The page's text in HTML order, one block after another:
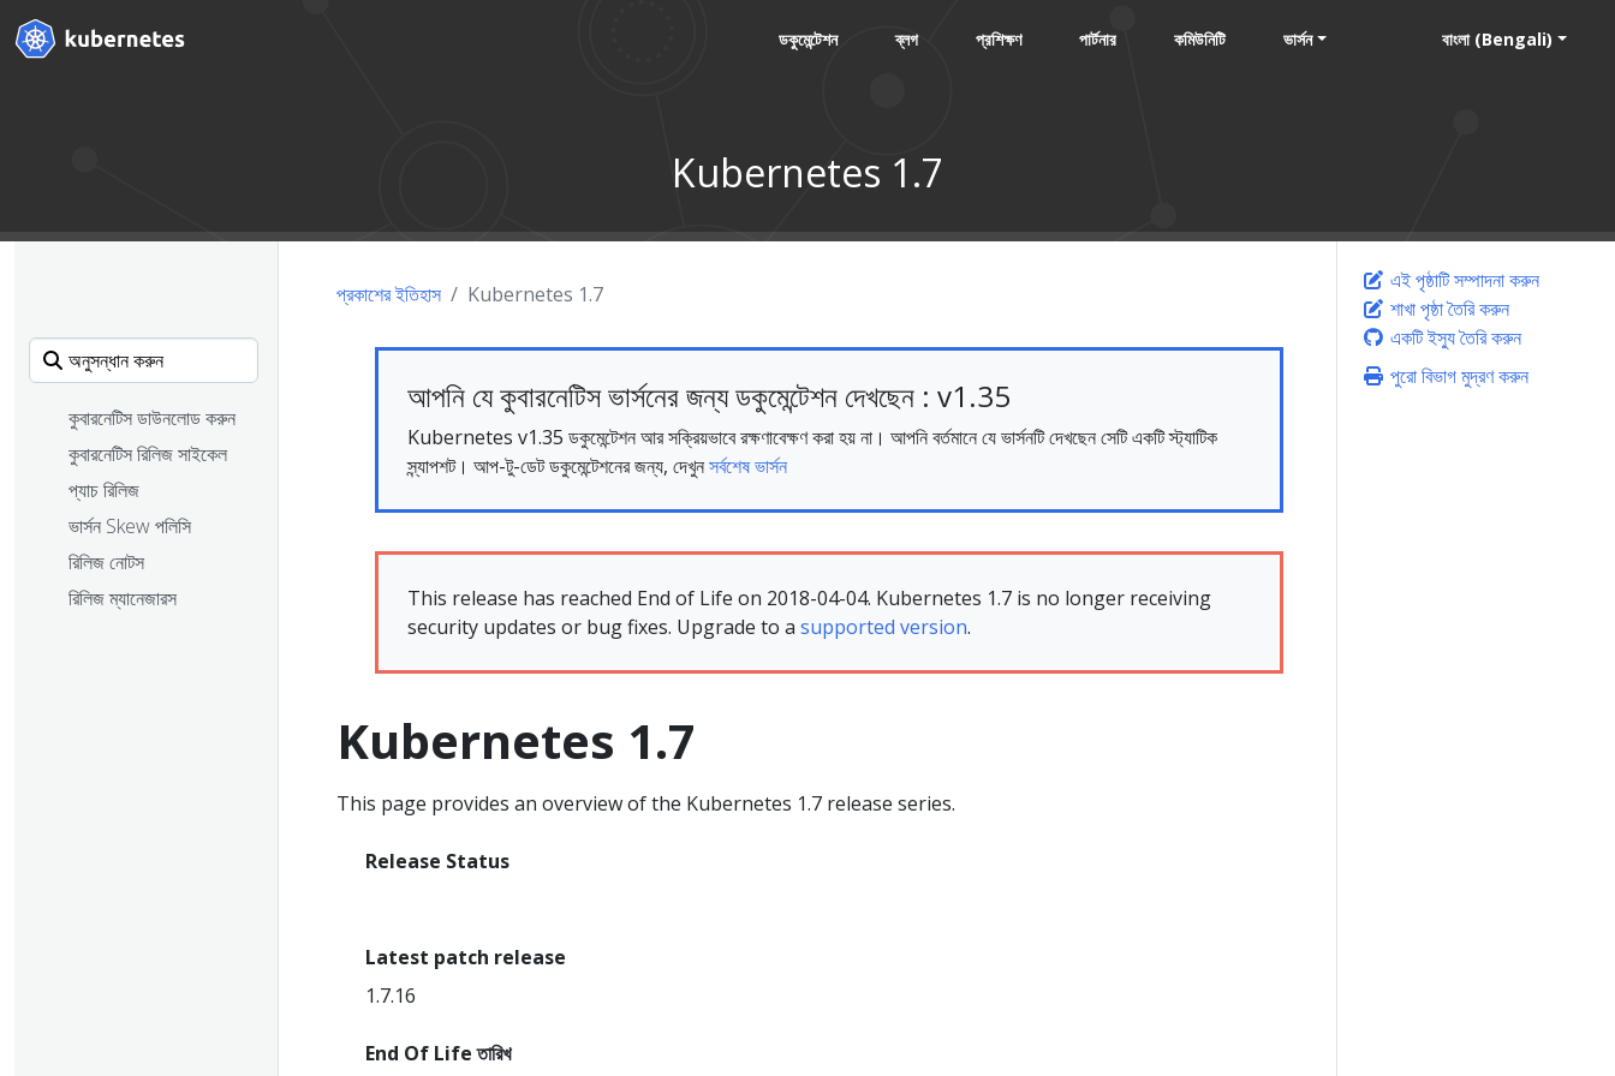
ডকুমেন্টেশন ব্লগ প্রশিক্ষণ পার্টনার কমিউনিটি ভার্সন বাংলা (Bengali)
Kubernetes 1.7
কুবারনেটিস ডাউনলোড করুন
কুবারনেটিস রিলিজ সাইকেল
প্যাচ রিলিজ
ভার্সন Skew পলিসি
রিলিজ নোটস
রিলিজ ম্যানেজারস
এই পৃষ্ঠাটি সম্পাদনা করুন
শাখা পৃষ্ঠা তৈরি করুন
একটি ইস্যু তৈরি করুন
পুরো বিভাগ মুদ্রণ করুন
প্রকাশের ইতিহাস Kubernetes 1.7
আপনি যে কুবারনেটিস ভার্সনের জন্য ডকুমেন্টেশন দেখছেন : v1.35
Kubernetes v1.35 ডকুমেন্টেশন আর সক্রিয়ভাবে রক্ষণাবেক্ষণ করা হয় না। আপনি বর্তমানে যে ভার্সনটি দেখছেন সেটি একটি স্ট্যাটিক
স্ন্যাপশট। আপ-টু-ডেট ডকুমেন্টেশনের জন্য, দেখুনসর্বশেষ ভার্সন
This release has reached End of Life on 2018-04-04. Kubernetes 1.7 is no longer receiving
security updates or bug fixes. Upgrade to a supported version.
Kubernetes 1.7
This page provides an overview of the Kubernetes 1.7 release series.
Release Status
Latest patch release
1.7.16
End Of Life তারিখ